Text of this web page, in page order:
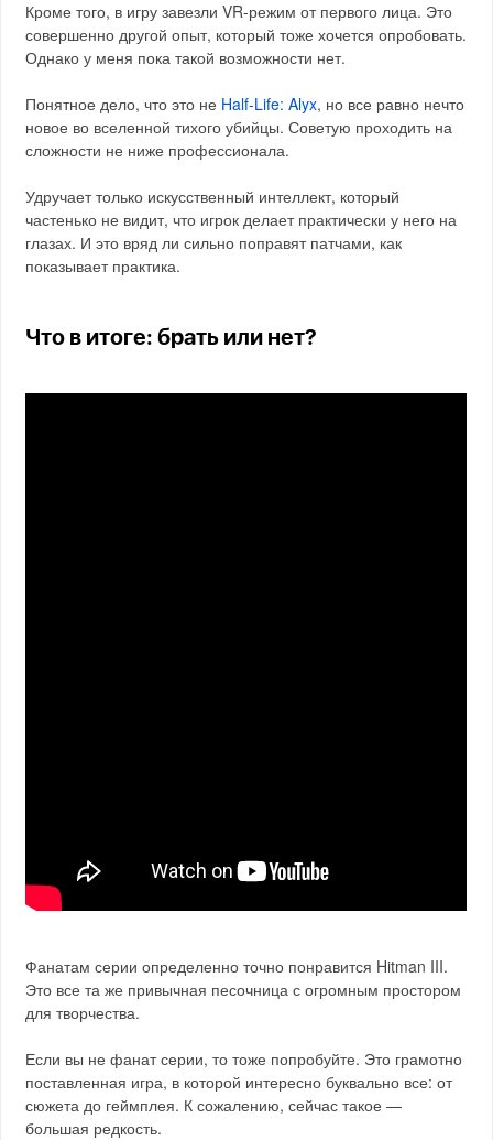
Кроме того, в игру завезли VR-режим от первого лица. Это
совершенно другой опыт, который тоже хочется опробовать.
Однако у меня пока такой возможности нет.
Понятное дело, что это не Half-Life: Alyx, но все равно нечто
новое во вселенной тихого убийцы. Советую проходить на
сложности не ниже профессионала.
Удручает только искусственный интеллект, который
частенько не видит, что игрок делает практически у него на
глазах. И это вряд ли сильно поправят патчами, как
показывает практика.
Что в итоге: брать или нет?
Фанатам серии определенно точно понравится Hitman III.
Это все та же привычная песочница с огромным простором
для творчества.
Если вы не фанат серии, то тоже попробуйте. Это грамотно
поставленная игра, в которой интересно буквально все: от
сюжета до геймплея. К сожалению, сейчас такое —
большая редкость.